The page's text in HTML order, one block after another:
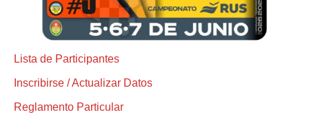
Lista de Participantes
Inscribirse / Actualizar Datos
Reglamento Particular